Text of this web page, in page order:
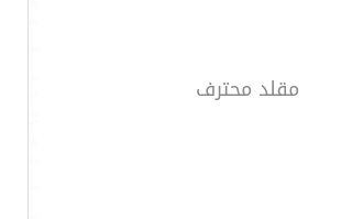
مقلد محترف